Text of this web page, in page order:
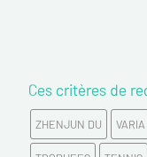
Prénom*
Email*
Ces critères de
ZHENJUN DU VARIA